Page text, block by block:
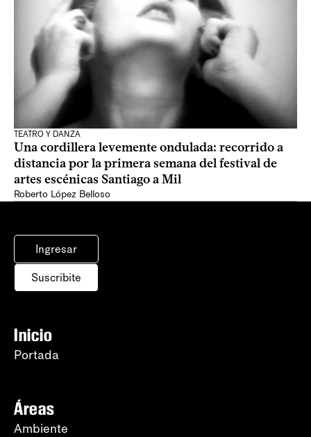
TEATRO Y DANZA
Una cordillera levemente ondulada: recorrido a
distancia por la primera semana del festival de
artes escénicas Santiago a Mil
Roberto López Belloso
Ingresar
Suscribite
Inicio
Portada
Áreas
Ambiente